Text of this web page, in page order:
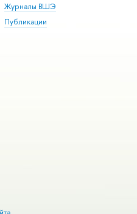
Журналы ВШЭ
Публикации